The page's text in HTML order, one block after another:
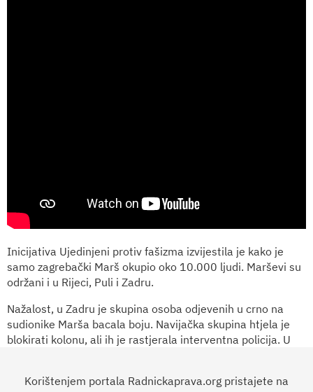
Inicijativa Ujedinjeni protiv fašizma izvijestila je kako je
samo zagrebački Marš okupio oko 10.000 ljudi. Marševi su
održani i u Rijeci, Puli i Zadru.
Nažalost, u Zadru je skupina osoba odjevenih u crno na
sudionike Marša bacala boju. Navijačka skupina htjela je
blokirati kolonu, ali ih je rastjerala interventna policija. U
snimani.
Korištenjem portala Radnickaprava.org pristajete na